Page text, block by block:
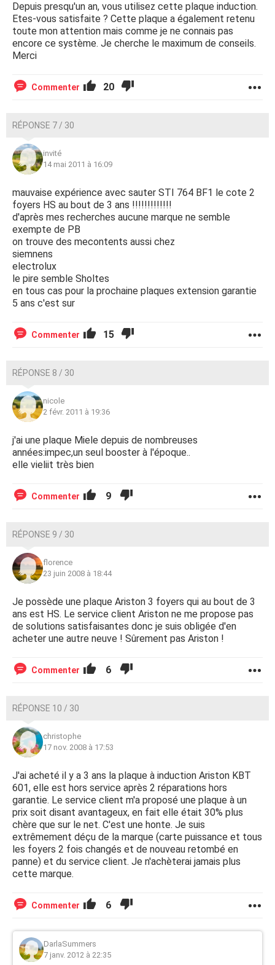
Depuis presqu'un an, vous utilisez cette plaque induction.
Etes-vous satisfaite ? Cette plaque a également retenu
toute mon attention mais comme je ne connais pas
encore ce système. Je cherche le maximum de conseils.
Merci
Commenter 20
RÉPONSE 7 / 30
invité
14 mai 2011 à 16:09
mauvaise expérience avec sauter STI 764 BF1 le cote 2
foyers HS au bout de 3 ans !!!!!!!!!!!!!
d'après mes recherches aucune marque ne semble
exempte de PB
on trouve des mecontents aussi chez
siemnens
electrolux
le pire semble Sholtes
en tous cas pour la prochaine plaques extension garantie
5 ans c'est sur
Commenter 15
RÉPONSE 8 / 30
nicole
2 févr. 2011 à 19:36
j'ai une plaque Miele depuis de nombreuses
années:impec,un seul booster à l'époque..
elle vieliit très bien
Commenter 9
RÉPONSE 9 / 30
florence
23 juin 2008 à 18:44
Je possède une plaque Ariston 3 foyers qui au bout de 3
ans est HS. Le service client Ariston ne me propose pas
de solutions satisfaisantes donc je suis obligée d'en
acheter une autre neuve ! Sûrement pas Ariston !
Commenter 6
RÉPONSE 10 / 30
christophe
17 nov. 2008 à 17:53
J'ai acheté il y a 3 ans la plaque à induction Ariston KBT
601, elle est hors service après 2 réparations hors
garantie. Le service client m'a proposé une plaque à un
prix soit disant avantageux, en fait elle était 30% plus
chère que sur le net. C'est une honte. Je suis
extrêmement déçu de la marque (carte puissance et tous
les foyers 2 fois changés et de nouveau retombé en
panne) et du service client. Je n'achèterai jamais plus
cette marque.
Commenter 6
DarlaSummers
7 janv. 2012 à 22:35